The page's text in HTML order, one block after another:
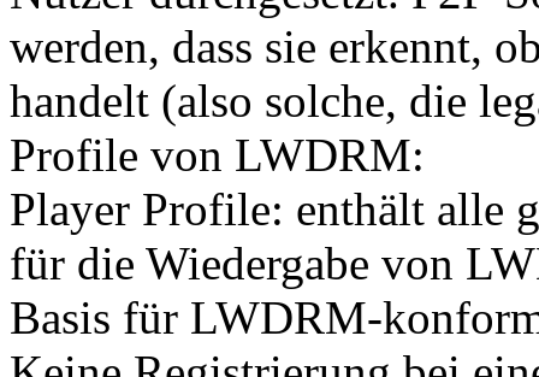
werden, dass sie erkennt,
handelt (also solche, die
Profile von LWDRM:
Player Profile: enthält alle
für die Wiedergabe von
Basis für LWDRM-